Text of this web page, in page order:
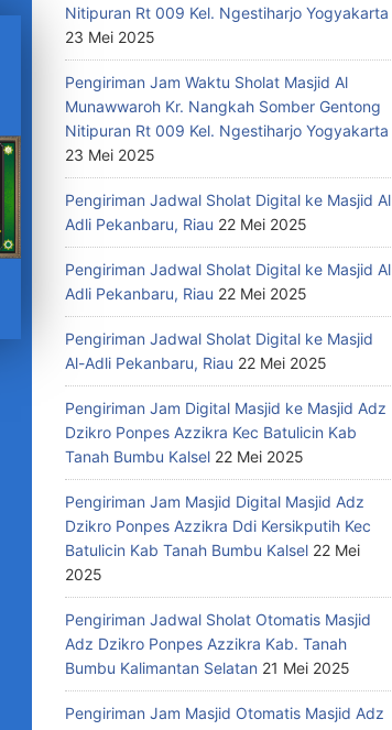
Nitipuran Rt 009 Kel. Ngestiharjo Yogyakarta
23 Mei 2025
Pengiriman Jam Waktu Sholat Masjid Al
Munawwaroh Kr. Nangkah Somber Gentong
Nitipuran Rt 009 Kel. Ngestiharjo Yogyakarta
23 Mei 2025
Pengiriman Jadwal Sholat Digital ke Masjid Al
Adli Pekanbaru, Riau 22 Mei 2025
Pengiriman Jadwal Sholat Digital ke Masjid Al
Adli Pekanbaru, Riau 22 Mei 2025
Pengiriman Jadwal Sholat Digital ke Masjid
Al-Adli Pekanbaru, Riau 22 Mei 2025
Pengiriman Jam Digital Masjid ke Masjid Adz
Dzikro Ponpes Azzikra Kec Batulicin Kab
Tanah Bumbu Kalsel 22 Mei 2025
Pengiriman Jam Masjid Digital Masjid Adz
Dzikro Ponpes Azzikra Ddi Kersikputih Kec
Batulicin Kab Tanah Bumbu Kalsel 22 Mei
2025
Pengiriman Jadwal Sholat Otomatis Masjid
Adz Dzikro Ponpes Azzikra Kab. Tanah
Bumbu Kalimantan Selatan 21 Mei 2025
Pengiriman Jam Masjid Otomatis Masjid Adz